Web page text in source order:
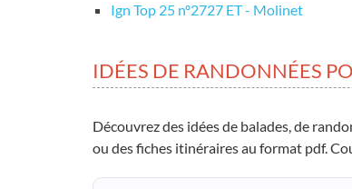
Ign Top 25 nº2727 ET - Molinet
IDÉES DE RANDONNÉES
Découvrez des idées de balades, de
ou des fiches itinéraires au format pdf.